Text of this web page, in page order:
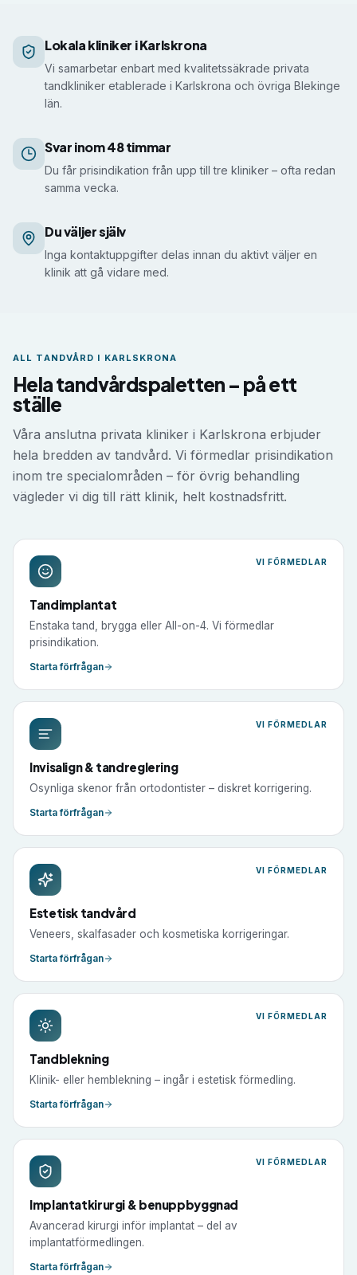
Så får du prisindikation i Karlskrona
Lokala kliniker i Karlskrona
Vi samarbetar enbart med kvalitetssäkrade privata
tandkliniker etablerade i Karlskrona och övriga Blekinge
län.
Svar inom 48 timmar
Du får prisindikation från upp till tre kliniker – ofta redan
samma vecka.
Du väljer själv
Inga kontaktuppgifter delas innan du aktivt väljer en
klinik att gå vidare med.
ALL TANDVÅRD I KARLSKRONA
Hela tandvårdspaletten – på ett
ställe
Våra anslutna privata kliniker i Karlskrona erbjuder
hela bredden av tandvård. Vi förmedlar prisindikation
inom tre specialområden – för övrig behandling
vägleder vi dig till rätt klinik, helt kostnadsfritt.
VI FÖRMEDLAR
Tandimplantat
Enstaka tand, brygga eller All-on-4. Vi förmedlar
prisindikation.
Starta förfrågan
VI FÖRMEDLAR
Invisalign & tandreglering
Osynliga skenor från ortodontister – diskret korrigering.
Starta förfrågan
VI FÖRMEDLAR
Estetisk tandvård
Veneers, skalfasader och kosmetiska korrigeringar.
Starta förfrågan
VI FÖRMEDLAR
Tandblekning
Klinik- eller hemblekning – ingår i estetisk förmedling.
Starta förfrågan
VI FÖRMEDLAR
Implantatkirurgi & benuppbyggnad
Avancerad kirurgi inför implantat – del av
implantatförmedlingen.
Starta förfrågan